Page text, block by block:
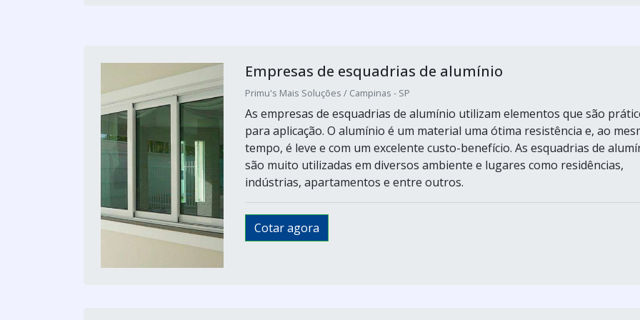
Empresas de esquadrias de alumínio
Primu's Mais Soluções / Campinas - SP
As empresas de esquadrias de alumínio utilizam elementos que são
para aplicação. O alumínio é um material uma ótima resistência e, ao
tempo, é leve e com um excelente custo-benefício. As esquadrias de
são muito utilizadas em diversos ambiente e lugares como residências,
indústrias, apartamentos e entre outros.
Cotar agora